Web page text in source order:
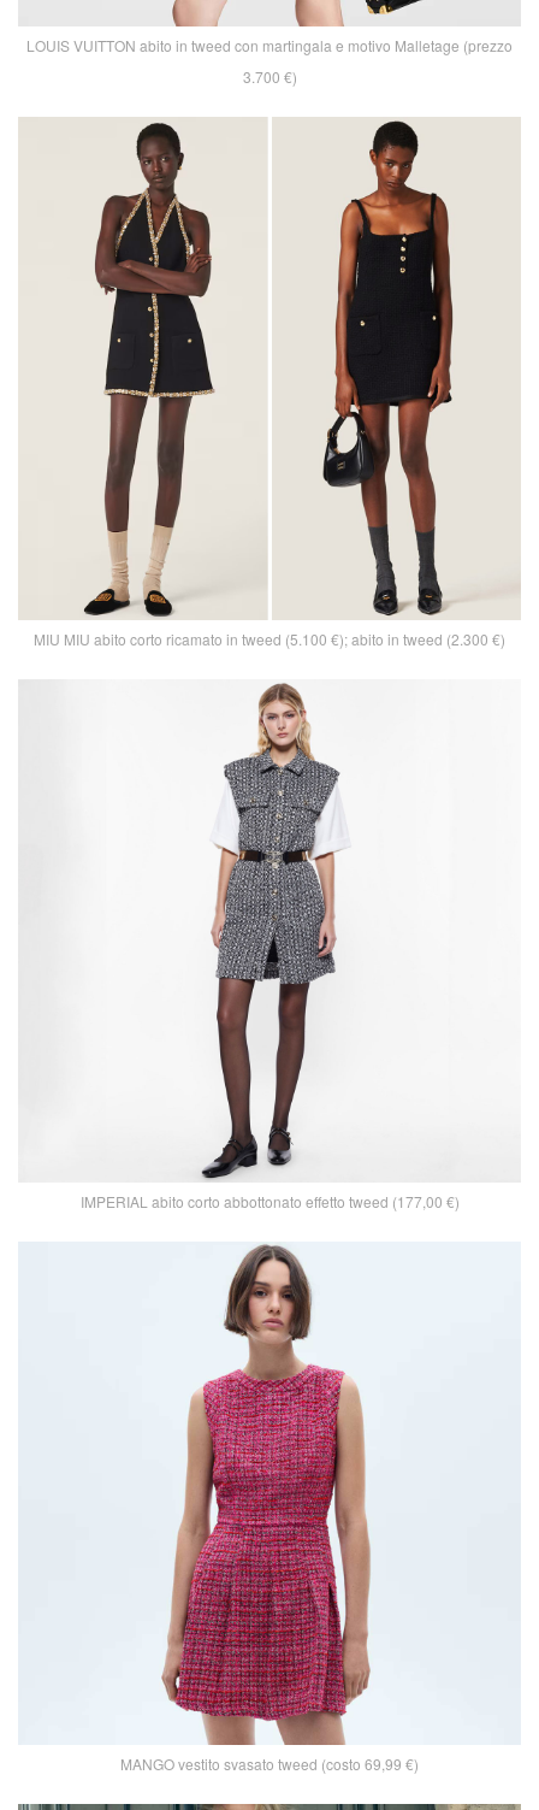
LOUIS VUITTON abito in tweed con martingala e motivo Malletage (prezzo
3.700 €)
MIU MIU abito corto ricamato in tweed (5.100 €); abito in tweed (2.300 €)
IMPERIAL abito corto abbottonato effetto tweed (177,00 €)
MANGO vestito svasato tweed (costo 69,99 €)